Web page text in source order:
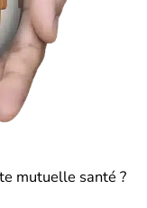
mutuelle santé ?